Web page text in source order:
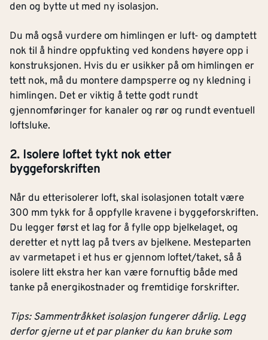
den og bytte ut med ny isolasjon.
Du må også vurdere om himlingen er luft- og damptett
nok til å hindre oppfukting ved kondens høyere opp i
konstruksjonen. Hvis du er usikker på om himlingen er
tett nok, må du montere dampsperre og ny kledning i
himlingen. Det er viktig å tette godt rundt
gjennomføringer for kanaler og rør og rundt eventuell
loftsluke.
2. Isolere loftet tykt nok etter
byggeforskriften
Når du etterisolerer loft, skal isolasjonen totalt være
300 mm tykk for å oppfylle kravene i byggeforskriften.
Du legger først et lag for å fylle opp bjelkelaget, og
deretter et nytt lag på tvers av bjelkene. Mesteparten
av varmetapet i et hus er gjennom loftet/taket, så å
isolere litt ekstra her kan være fornuftig både med
tanke på energikostnader og fremtidige forskrifter.
Tips: Sammentråkket isolasjon fungerer dårlig. Legg
derfor gjerne ut et par planker du kan bruke som